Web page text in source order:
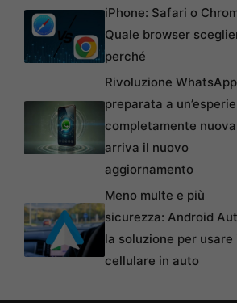
iPhone: Safari o
Quale browser
perché
Rivoluzione
preparata a
completamente
arriva il nuovo
aggiornamento
Meno multe e più
sicurezza: Android
la soluzione per usare
cellulare in auto